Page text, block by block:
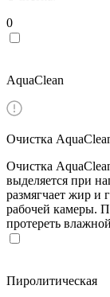
0
AquaClean
Очистка
Очистка
выделяется при
размягчает жир и
рабочей камеры.
протереть
Пиролитическая